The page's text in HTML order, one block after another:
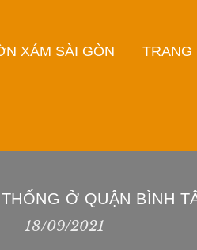
XÁM SÀI GÒN TRANG
Ở QUẬN BÌNH
18/09/2021